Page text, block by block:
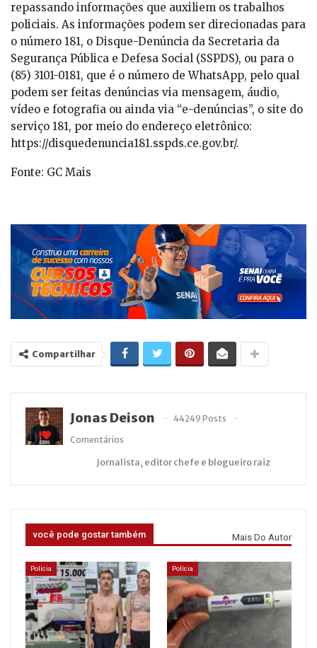
repassando informações que auxiliem os trabalhos
policiais. As informações podem ser direcionadas para
o número 181, o Disque-Denúncia da Secretaria da
Segurança Pública e Defesa Social (SSPDS), ou para o
(85) 3101-0181, que é o número de WhatsApp, pelo qual
podem ser feitas denúncias via mensagem, áudio,
vídeo e fotografia ou ainda via “e-denúncias”, o site do
serviço 181, por meio do endereço eletrônico:
https://disquedenuncia181.sspds.ce.gov.br/.
Fonte: GC Mais
Compartilhar
Jonas Deison
44249 Posts
Comentários
Jornalista, editor chefe e blogueiro raiz
você pode gostar também Mais Do Autor
Polícia Polícia